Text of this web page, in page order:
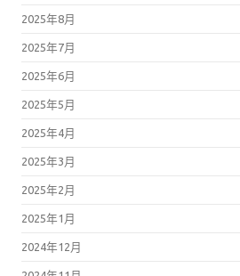
2025年7月
2025年6月
2025年5月
2025年4月
2025年3月
2025年2月
2025年1月
2024年12月
2024年11月